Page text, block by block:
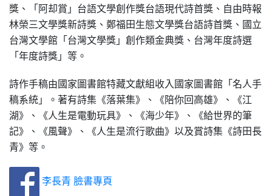
獎、「阿却賞」台語文學創作獎台語現代詩首獎、自由時報
林榮三文學獎新詩獎、鄭福田生態文學獎台語詩首獎、國立
台灣文學館「台灣文學獎」創作類金典獎、台灣年度詩選
「年度詩獎」等。
詩作手稿由國家圖書館特藏文獻組收入國家圖書館「名人手
稿系統」。著有詩集《落葉集》、《陪你回高雄》、《江
湖》、《人生是電動玩具》、《海少年》、《給世界的筆
記》、《風聲》、《人生是流行歌曲》以及賞詩集《詩田長
青》等。
李長青 臉書專頁